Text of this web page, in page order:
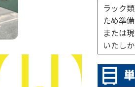
ラック
ため準
または
いたしか